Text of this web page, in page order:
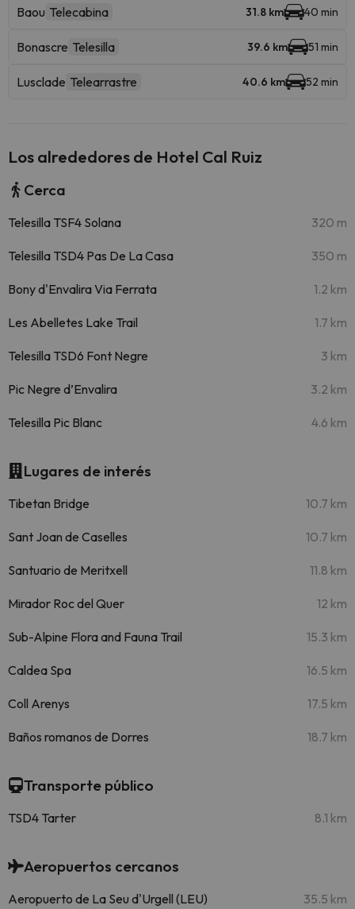
Baou Telecabina 31.8 km 40 min
Bonascre Telesilla 39.6 km 51 min
Lusclade Telearrastre 40.6 km 52 min
Los alrededores de Hotel Cal Ruiz
Cerca
Telesilla TSF4 Solana 320 m
Telesilla TSD4 Pas De La Casa 350 m
Bony d'Envalira Via Ferrata 1.2 km
Les Abelletes Lake Trail 1.7 km
Telesilla TSD6 Font Negre 3 km
Pic Negre d’Envalira 3.2 km
Telesilla Pic Blanc 4.6 km
Lugares de interés
Tibetan Bridge 10.7 km
Sant Joan de Caselles 10.7 km
Santuario de Meritxell 11.8 km
Mirador Roc del Quer 12 km
Sub-Alpine Flora and Fauna Trail 15.3 km
Caldea Spa 16.5 km
Coll Arenys 17.5 km
Baños romanos de Dorres 18.7 km
Transporte público
TSD4 Tarter 8.1 km
Aeropuertos cercanos
Aeropuerto de La Seu d'Urgell (LEU) 35.5 km